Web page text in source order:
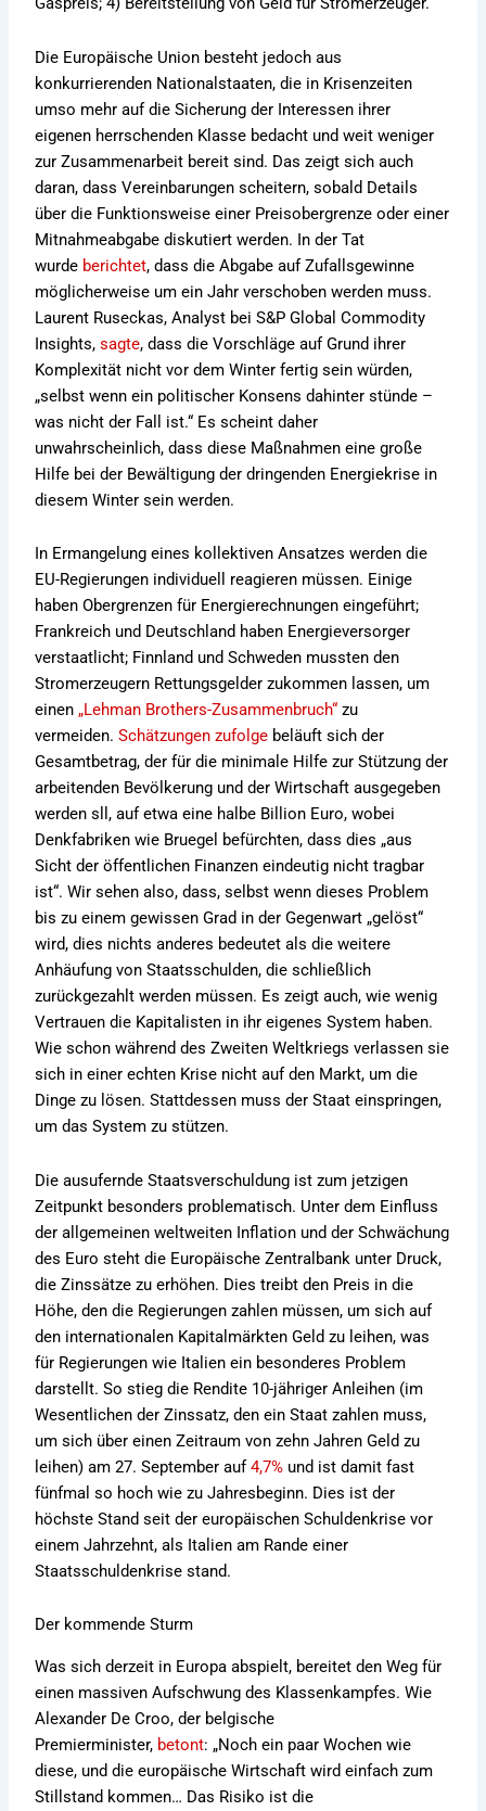
Die Europäische Union besteht jedoch aus
konkurrierenden Nationalstaaten, die in Krisenzeiten
umso mehr auf die Sicherung der Interessen ihrer
eigenen herrschenden Klasse bedacht und weit weniger
zur Zusammenarbeit bereit sind. Das zeigt sich auch
daran, dass Vereinbarungen scheitern, sobald Details
über die Funktionsweise einer Preisobergrenze oder einer
Mitnahmeabgabe diskutiert werden. In der Tat
wurde berichtet, dass die Abgabe auf Zufallsgewinne
möglicherweise um ein Jahr verschoben werden muss.
Laurent Ruseckas, Analyst bei S&P Global Commodity
Insights,sagte, dass die Vorschläge auf Grund ihrer
Komplexität nicht vor dem Winter fertig sein würden,
„selbst wenn ein politischer Konsens dahinter stünde –
was nicht der Fall ist.“ Es scheint daher
unwahrscheinlich, dass diese Maßnahmen eine große
Hilfe bei der Bewältigung der dringenden Energiekrise in
diesem Winter sein werden.
In Ermangelung eines kollektiven Ansatzes werden die
EU-Regierungen individuell reagieren müssen. Einige
haben Obergrenzen für Energierechnungen eingeführt;
Frankreich und Deutschland haben Energieversorger
verstaatlicht; Finnland und Schweden mussten den
Stromerzeugern Rettungsgelder zukommen lassen, um
einen „Lehman Brothers-Zusammenbruch“ zu
vermeiden.Schätzungen zufolge beläuft sich der
Gesamtbetrag, der für die minimale Hilfe zur Stützung der
arbeitenden Bevölkerung und der Wirtschaft ausgegeben
werden sll, auf etwa eine halbe Billion Euro, wobei
Denkfabriken wie Bruegel befürchten, dass dies „aus
Sicht der öffentlichen Finanzen eindeutig nicht tragbar
ist“. Wir sehen also, dass, selbst wenn dieses Problem
bis zu einem gewissen Grad in der Gegenwart „gelöst“
wird, dies nichts anderes bedeutet als die weitere
Anhäufung von Staatsschulden, die schließlich
zurückgezahlt werden müssen. Es zeigt auch, wie wenig
Vertrauen die Kapitalisten in ihr eigenes System haben.
Wie schon während des Zweiten Weltkriegs verlassen sie
sich in einer echten Krise nicht auf den Markt, um die
Dinge zu lösen. Stattdessen muss der Staat einspringen,
um das System zu stützen.
Die ausufernde Staatsverschuldung ist zum jetzigen
Zeitpunkt besonders problematisch. Unter dem Einfluss
der allgemeinen weltweiten Inflation und der Schwächung
des Euro steht die Europäische Zentralbank unter Druck,
die Zinssätze zu erhöhen. Dies treibt den Preis in die
Höhe, den die Regierungen zahlen müssen, um sich auf
den internationalen Kapitalmärkten Geld zu leihen, was
für Regierungen wie Italien ein besonderes Problem
darstellt. So stieg die Rendite 10-jähriger Anleihen (im
Wesentlichen der Zinssatz, den ein Staat zahlen muss,
um sich über einen Zeitraum von zehn Jahren Geld zu
leihen) am 27. September auf4,7% und ist damit fast
fünfmal so hoch wie zu Jahresbeginn. Dies ist der
höchste Stand seit der europäischen Schuldenkrise vor
einem Jahrzehnt, als Italien am Rande einer
Staatsschuldenkrise stand.
Der kommende Sturm
Was sich derzeit in Europa abspielt, bereitet den Weg für
einen massiven Aufschwung des Klassenkampfes. Wie
Alexander De Croo, der belgische
Premierminister, betont: „Noch ein paar Wochen wie
diese, und die europäische Wirtschaft wird einfach zum
Stillstand kommen… Das Risiko ist die